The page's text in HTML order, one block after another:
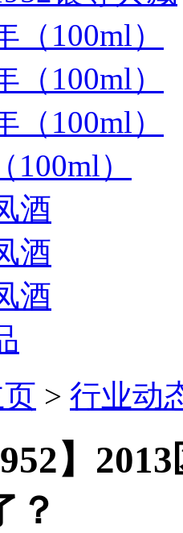
（100ml）
（100ml）
（100ml）
）
酒
酒
酒
> 行业动
】
？